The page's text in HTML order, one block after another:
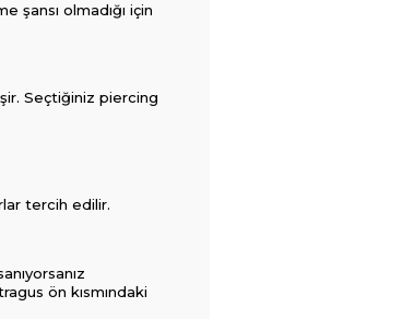
şansı olmadığı için
Seçtiğiniz piercing
tercih edilir.
ön kısmındaki